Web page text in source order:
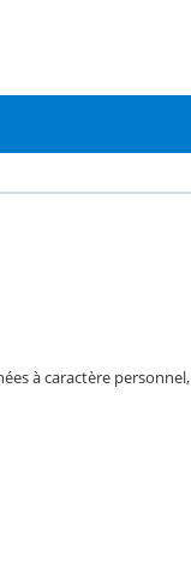
à caractère personnel,